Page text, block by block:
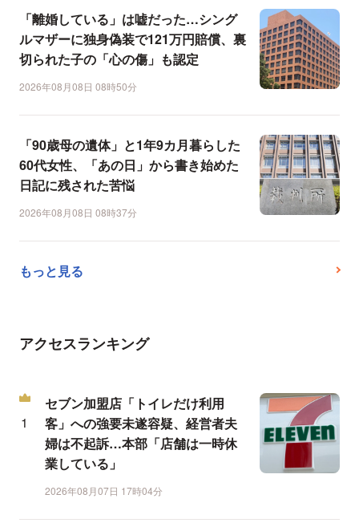
「離婚している」は嘘だった…シング
ルマザーに独身偽装で121万円賠償、裏
切られた子の「心の傷」も認定
2026年08月08日 08時50分
「90歳母の遺体」と1年9カ月暮らした
60代女性、「あの日」から書き始めた
日記に残された苦悩
2026年08月08日 08時37分
もっと見る
アクセスランキング
セブン加盟店「トイレだけ利用
客」への強要未遂容疑、経営者夫
婦は不起訴…本部「店舗は一時休
業している」
2026年08月07日 17時04分